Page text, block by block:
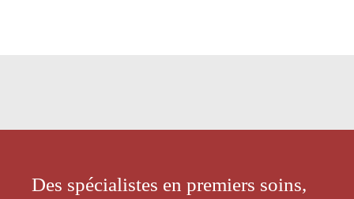
Des spécialistes en premiers soins,